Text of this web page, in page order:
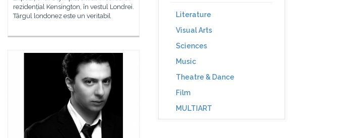
rezidențial Kensington, în vestul Londrei.
Târgul londonez este un veritabil
Literature
Visual Arts
Sciences
Music
Theatre & Dance
Film
MULTIART